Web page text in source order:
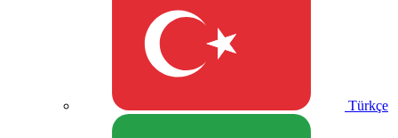
Türkçe